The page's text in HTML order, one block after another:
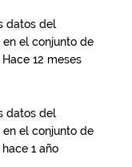
datos del
en el conjunto de
Hace 12 meses
datos del
en el conjunto de
hace 1 año